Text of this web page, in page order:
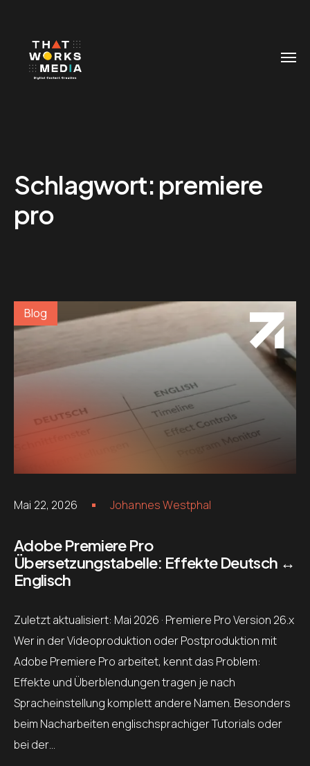
Schlagwort: premiere
pro
Blog
Mai 22, 2026 Johannes Westphal
Adobe Premiere Pro
Übersetzungstabelle: Effekte Deutsch ↔
Englisch
Zuletzt aktualisiert: Mai 2026 · Premiere Pro Version 26.x
Wer in der Videoproduktion oder Postproduktion mit
Adobe Premiere Pro arbeitet, kennt das Problem:
Effekte und Überblendungen tragen je nach
Spracheinstellung komplett andere Namen. Besonders
beim Nacharbeiten englischsprachiger Tutorials oder
bei der…